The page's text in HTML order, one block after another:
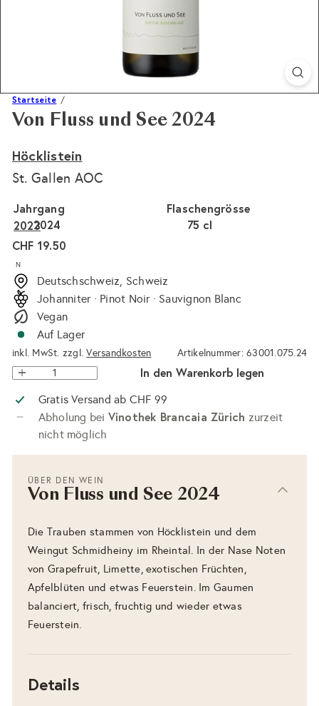
Startseite
Von Fluss und See 2024
Höcklistein
St. Gallen AOC
Flaschengrösse
75 cl
Jahrgang
2024
2023
Normaler
Preis
CHF 19.50
N
Deutschschweiz, Schweiz
Johanniter · Pinot Noir · Sauvignon Blanc
Vegan
Auf Lager
inkl. MwSt. zzgl.Versandkosten Artikelnummer: 63001.075.24
In den Warenkorb legen
Gratis Versand ab CHF 99
Abholung bei Vinothek Brancaia Zürich zurzeit
nicht möglich
ÜBER DEN WEIN
Von Fluss und See 2024
Die Trauben stammen von Höcklistein und dem
Weingut Schmidheiny im Rheintal. In der Nase Noten
von Grapefruit, Limette, exotischen Früchten,
Apfelblüten und etwas Feuerstein. Im Gaumen
balanciert, frisch, fruchtig und wieder etwas
Feuerstein.
Details